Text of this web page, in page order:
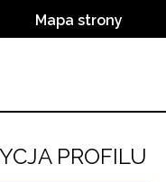
Mapa strony
PROFILU